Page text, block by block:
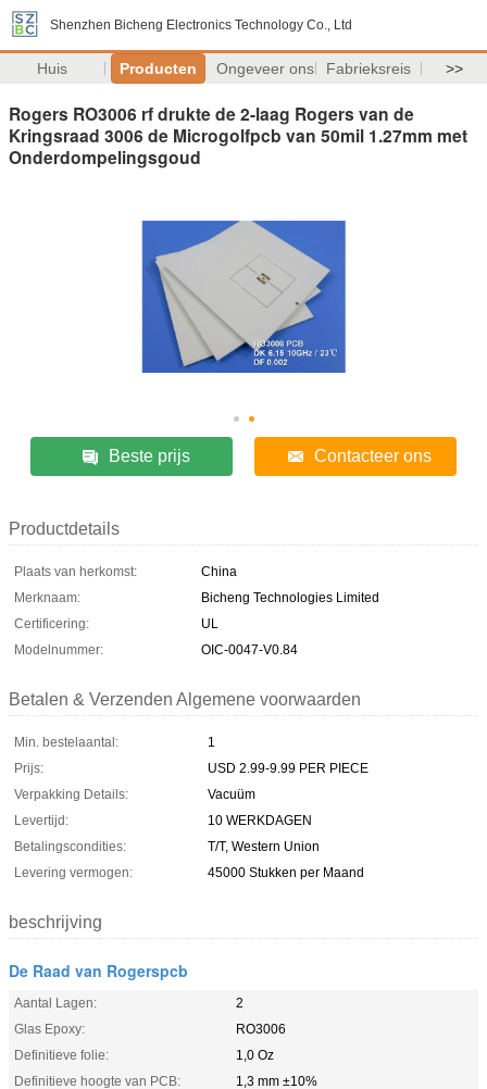
Shenzhen Bicheng Electronics Technology Co., Ltd
Huis Producten Ongeveer ons Fabrieksreis >>
Rogers RO3006 rf drukte de 2-laag Rogers van de
Kringsraad 3006 de Microgolfpcb van 50mil 1.27mm met
Onderdompelingsgoud
Beste prijs Contacteer ons
Productdetails
Plaats van herkomst:
China
Merknaam:
Bicheng Technologies Limited
Certificering:
UL
Modelnummer:
OIC-0047-V0.84
Betalen & Verzenden Algemene voorwaarden
Min. bestelaantal:
1
Prijs:
USD 2.99-9.99 PER PIECE
Verpakking Details:
Vacuüm
Levertijd:
10 WERKDAGEN
Betalingscondities:
T/T, Western Union
Levering vermogen:
45000 Stukken per Maand
beschrijving
De Raad van Rogerspcb
Aantal Lagen:
2
Glas Epoxy:
RO3006
Definitieve folie:
1,0 Oz
Definitieve hoogte van PCB:
1,3 mm ±10%